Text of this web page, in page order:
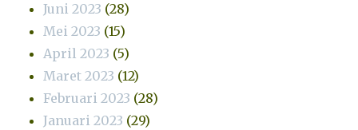
Juni 2023 (28)
Mei 2023 (15)
April 2023 (5)
Maret 2023 (12)
Februari 2023 (28)
Januari 2023 (29)